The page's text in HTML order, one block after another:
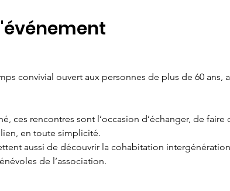
convivial ouvert aux personnes de plus de 60 ans,
en toute simplicité.
aussi de découvrir la cohabitation
de l’association.